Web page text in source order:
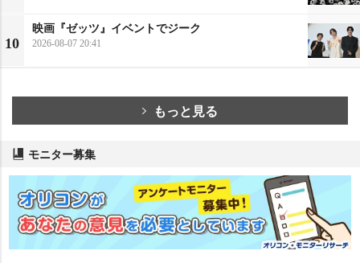
10
映画『ゼッツ』イベントでジーク
2026-08-07 20:41
もっと見る
モニター募集